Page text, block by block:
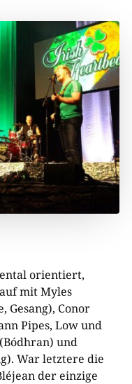
orientiert,
mit Myles
Gesang), Conor
Pipes, Low und
und
War letztere die
der einzige